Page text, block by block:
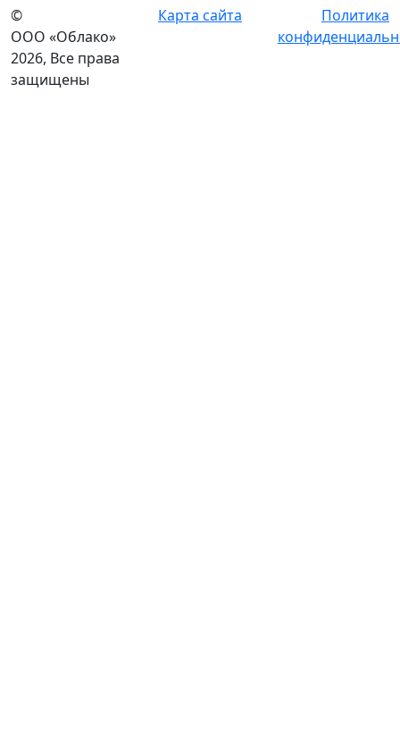
©
ООО «Облако»
2026, Все права
защищены
Карта сайта
Политика